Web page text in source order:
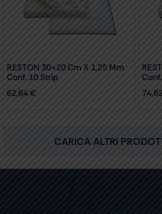
RESTON 30×20 Cm X 1,25 Mm
Conf. 10 Strip
62,64€
CARICA ALTRI